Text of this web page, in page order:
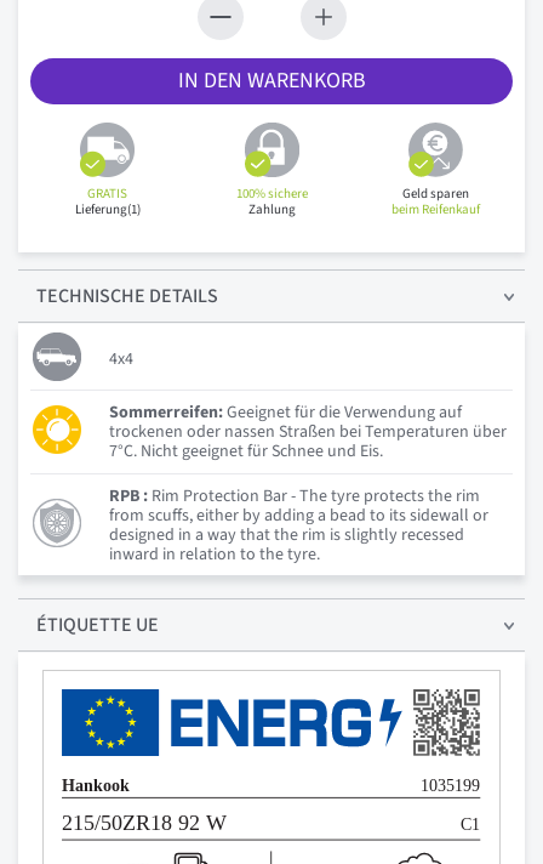
IN DEN WARENKORB
GRATIS
Lieferung(1)
100% sichere
Zahlung
Geld sparen
beim Reifenkauf
TECHNISCHE DETAILS
4x4
Sommerreifen:Geeignet für die Verwendung auf
trockenen oder nassen Straßen bei Temperaturen über
7°C. Nicht geeignet für Schnee und Eis.
RPB : Rim Protection Bar - The tyre protects the rim
from scuffs, either by adding a bead to its sidewall or
designed in a way that the rim is slightly recessed
inward in relation to the tyre.
ÉTIQUETTE UE